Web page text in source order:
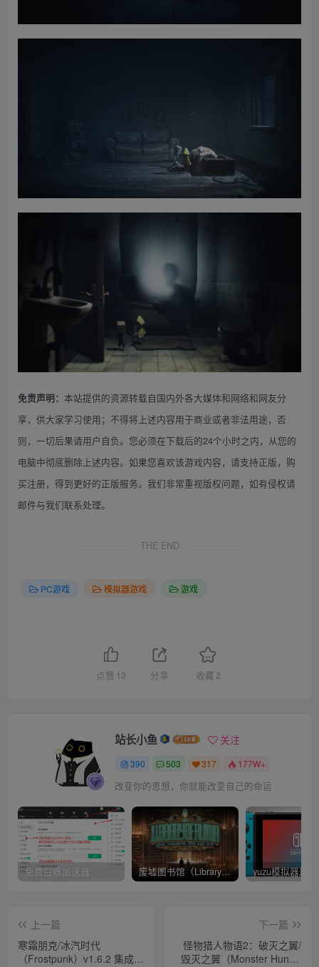
免责声明： 本站提供的资源转载自国内外各大媒体和网络和网友分
享，供大家学习使用；不得将上述内容用于商业或者非法用途，否
则，一切后果请用户自负。您必须在下载后的24个小时之内，从您的
电脑中彻底删除上述内容。如果您喜欢该游戏内容，请支持正版，购
买注册，得到更好的正版服务。我们非常重视版权问题，如有侵权请
邮件与我们联系处理。
THE END
PC游戏 模拟器游戏 游戏
点赞 13 分享 收藏 2
站长小鱼 关注
390 503 317 177W+
改变你的思想，你就能改变自己的命运
免费白嫖加速器 废墟图书馆（Library Of Ruina）v1.1.0.6a13 官中 附yuzu模拟器 本体+1.0.3升补
上一篇
寒霜朋克/冰汽时代
（Frostpunk）v1.6.2 集成
下一篇
怪物猎人物语2：破灭之翼/
毁灭之翼（Monster Hunter